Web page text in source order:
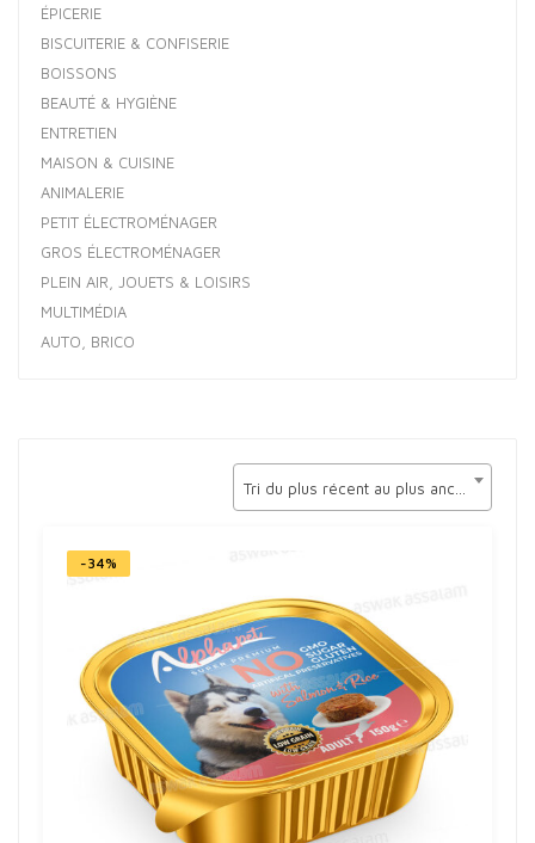
ÉPICERIE
BISCUITERIE & CONFISERIE
BOISSONS
BEAUTÉ & HYGIÈNE
ENTRETIEN
MAISON & CUISINE
ANIMALERIE
PETIT ÉLECTROMÉNAGER
GROS ÉLECTROMÉNAGER
PLEIN AIR, JOUETS & LOISIRS
MULTIMÉDIA
AUTO, BRICO
-34%